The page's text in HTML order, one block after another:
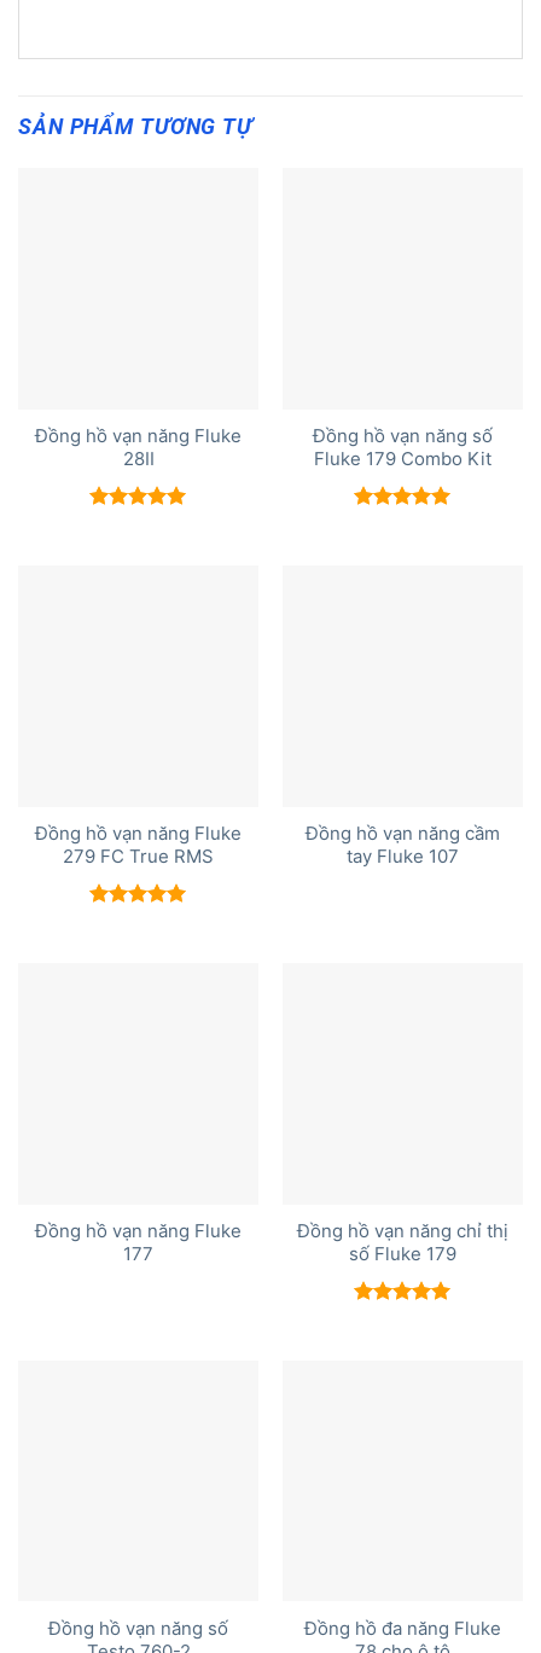
SẢN PHẨM TƯƠNG TỰ
Đồng hồ vạn năng Fluke
28II
Đồng hồ vạn năng số
Fluke 179 Combo Kit
Đồng hồ vạn năng Fluke
279 FC True RMS
Đồng hồ vạn năng cầm
tay Fluke 107
Đồng hồ vạn năng Fluke
177
Đồng hồ vạn năng chỉ thị
số Fluke 179
Đồng hồ vạn năng số
Đồng hồ đa năng Fluke